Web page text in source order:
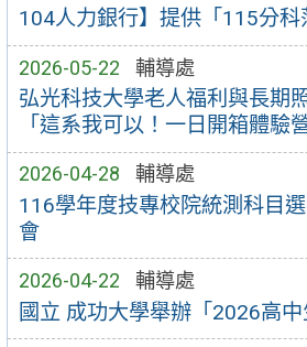
104人力銀行】提供「115分科
2026-05-22 輔導處
弘光科技大學老人福利與長期
「這系我可以！一日開箱體驗營
2026-04-28 輔導處
116學年度技專校院統測科目
會
2026-04-22 輔導處
國立 成功大學舉辦「2026高中